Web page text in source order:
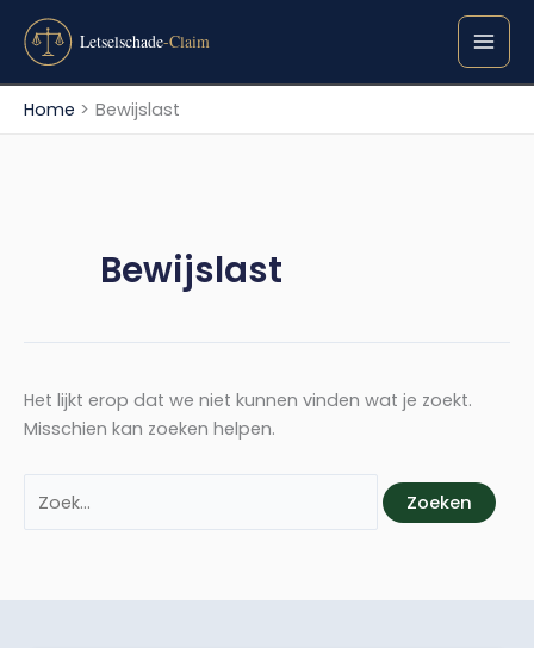
naar
inhoudHome Bewijslast
Bewijslast
Het lijkt erop dat we niet kunnen vinden wat je zoekt.
Misschien kan zoeken helpen.
Zoek
naar: